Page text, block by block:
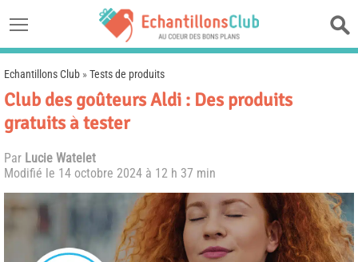
Echantillons Club »Tests de produits
Club des goûteurs Aldi : Des produits
gratuits à tester
Par Lucie Watelet
Modifié le 14 octobre 2024 à 12 h 37 min